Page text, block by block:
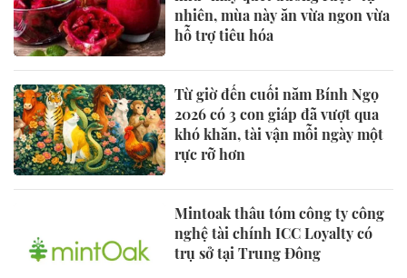
nhiên, mùa này ăn vừa ngon vừa
hỗ trợ tiêu hóa
Từ giờ đến cuối năm Bính Ngọ
2026 có 3 con giáp đã vượt qua
khó khăn, tài vận mỗi ngày một
rực rỡ hơn
Mintoak thâu tóm công ty công
nghệ tài chính ICC Loyalty có
trụ sở tại Trung Đông